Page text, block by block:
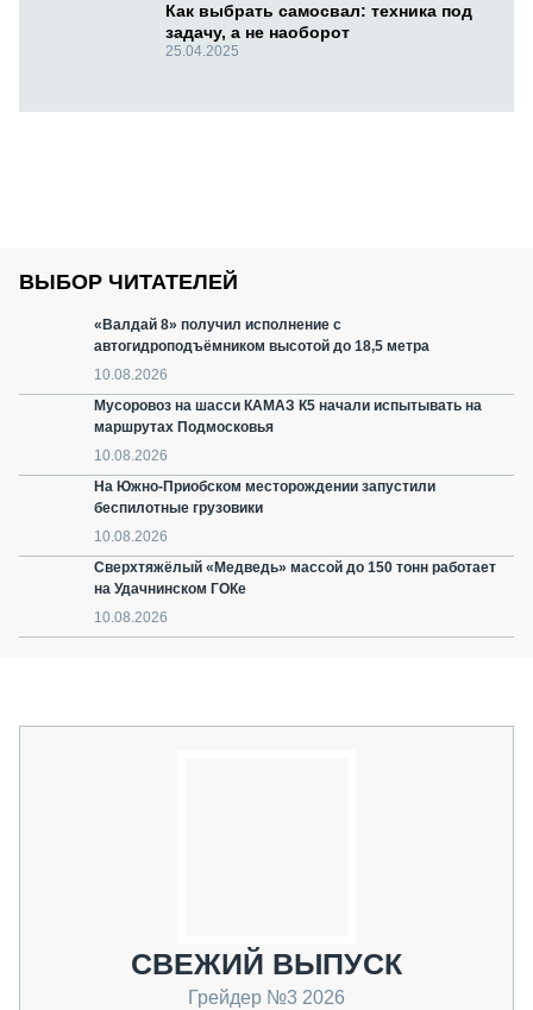
Как выбрать самосвал: техника под
задачу, а не наоборот
25.04.2025
ВЫБОР ЧИТАТЕЛЕЙ
«Валдай 8» получил исполнение с
автогидроподъёмником высотой до 18,5 метра
10.08.2026
Мусоровоз на шасси КАМАЗ К5 начали испытывать на
маршрутах Подмосковья
10.08.2026
На Южно-Приобском месторождении запустили
беспилотные грузовики
10.08.2026
Сверхтяжёлый «Медведь» массой до 150 тонн работает
на Удачнинском ГОКе
10.08.2026
СВЕЖИЙ ВЫПУСК
Грейдер №3 2026